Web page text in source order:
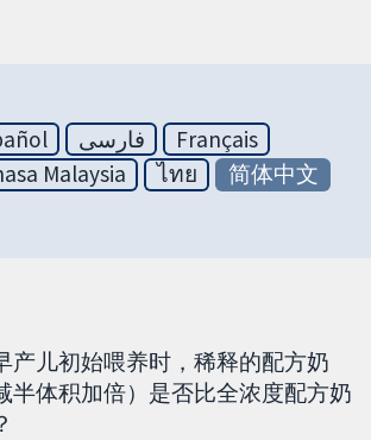
فارسی
Français
Malaysia ไทย
简体中文
产儿初始喂养时，稀释的配方奶
半体积加倍）是否比全浓度配方奶